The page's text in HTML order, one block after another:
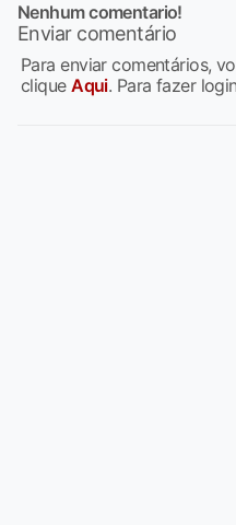
Nenhum comentario!
Enviar comentário
Para enviar comentários,
cliqueAqui. Para fazer